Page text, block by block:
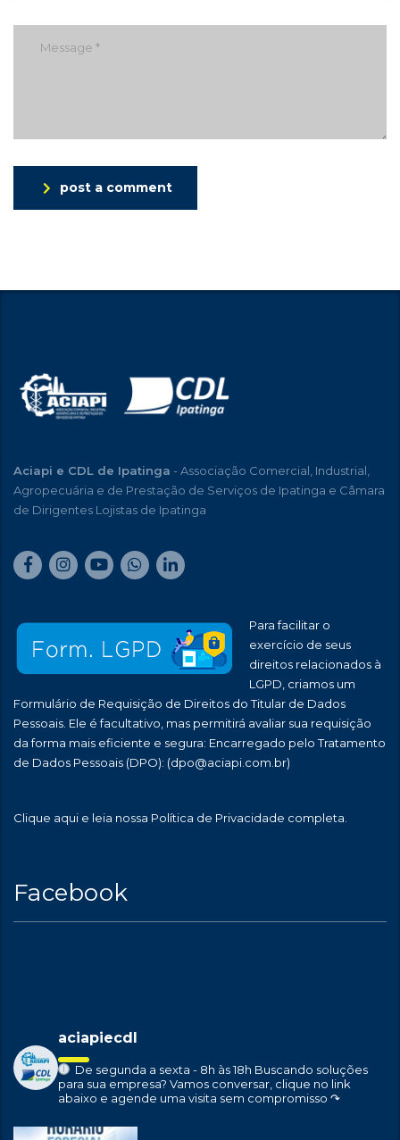
post a comment
Aciapi e CDL de Ipatinga - Associação Comercial, Industrial,
Agropecuária e de Prestação de Serviços de Ipatinga e Câmara
de Dirigentes Lojistas de Ipatinga
Para facilitar o
exercício de seus
direitos relacionados à
LGPD, criamos um
Formulário de Requisição de Direitos do Titular de Dados
Pessoais. Ele é facultativo, mas permitirá avaliar sua requisição
da forma mais eficiente e segura: Encarregado pelo Tratamento
de Dados Pessoais (DPO): (dpo@aciapi.com.br)
Clique aqui e leia nossa Política de Privacidade completa.
Facebook
aciapiecdl
De segunda a sexta - 8h às 18h Buscando soluções
para sua empresa? Vamos conversar, clique no link
abaixo e agende uma visita sem compromisso ↷